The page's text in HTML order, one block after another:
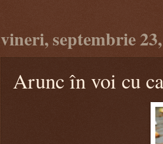
vineri, septembrie
Arunc în voi cu